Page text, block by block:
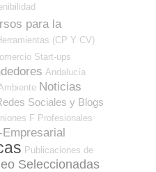
para la
(CP Y CV)
Start-ups
Andalucía
Noticias
Sociales y Blogs
F Profesionales
Publicaciones de
Seleccionadas